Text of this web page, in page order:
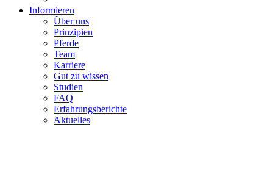
Informieren
Über uns
Prinzipien
Pferde
Team
Karriere
Gut zu wissen
Studien
FAQ
Erfahrungsberichte
Aktuelles